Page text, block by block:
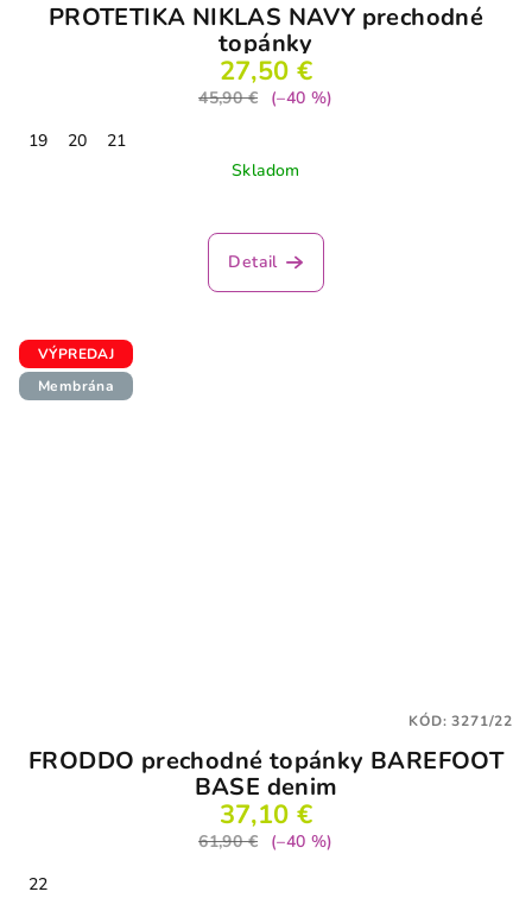
PROTETIKA NIKLAS NAVY prechodné
topánky
27,50 €
45,90 €
(–40 %)
19
20
21
Skladom
hodnotenie
produktu
Detail
VÝPREDAJ
Membrána
FRODDO prechodné topánky BAREFOOT
BASE denim
37,10 €
61,90 €
(–40 %)
22
KÓD:3271/22